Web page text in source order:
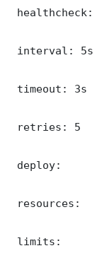
healthcheck:
interval: 5s
timeout: 3s
retries: 5
deploy:
resources:
limits: